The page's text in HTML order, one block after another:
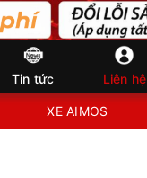
Tin tức Liên hệ
XE AIMOS